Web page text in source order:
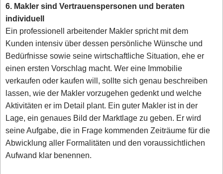
6. Makler sind Vertrauenspersonen und beraten
individuell
Ein professionell arbeitender Makler spricht mit dem
Kunden intensiv über dessen persönliche Wünsche und
Bedürfnisse sowie seine wirtschaftliche Situation, ehe er
einen ersten Vorschlag macht. Wer eine Immobilie
verkaufen oder kaufen will, sollte sich genau beschreiben
lassen, wie der Makler vorzugehen gedenkt und welche
Aktivitäten er im Detail plant. Ein guter Makler ist in der
Lage, ein genaues Bild der Marktlage zu geben. Er wird
seine Aufgabe, die in Frage kommenden Zeiträume für die
Abwicklung aller Formalitäten und den voraussichtlichen
Aufwand klar benennen.